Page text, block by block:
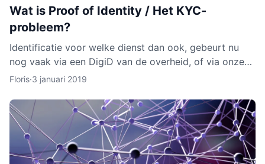
Wat is Proof of Identity / Het KYC-
probleem?
Identificatie voor welke dienst dan ook, gebeurt nu
nog vaak via een DigiD van de overheid, of via onze
identiteitskaart. In sommige gevallen moeten we zelfs
Floris·3 januari 2019